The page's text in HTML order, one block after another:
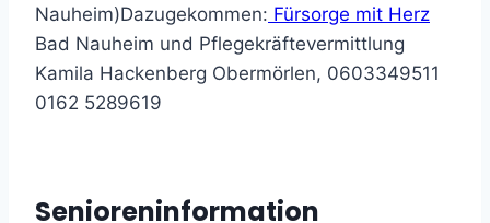
Nauheim)Dazugekommen: Fürsorge mit Herz
Bad Nauheim und Pflegekräftevermittlung
Kamila Hackenberg Obermörlen, 0603349511
0162 5289619
Senioreninformation